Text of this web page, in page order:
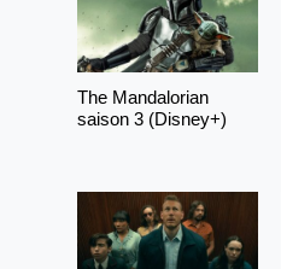
The Mandalorian
saison 3 (Disney+)